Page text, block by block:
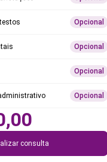
Opcional
Opcional
Opcional
Opcional
consulta